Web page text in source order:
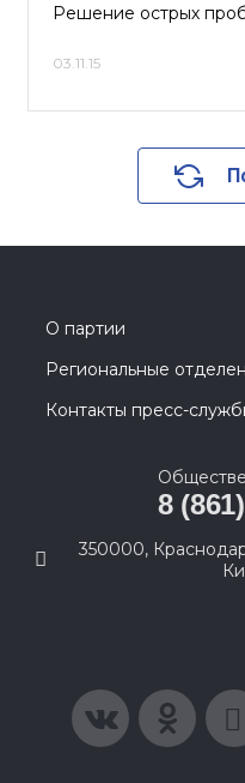
Решение острых
03.11.15
О партии
Региональные
Контакты пресс-
8
350000,